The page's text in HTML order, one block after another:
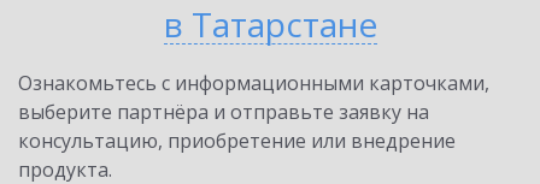
в Татарстане
Ознакомьтесь с информационными карточками,
выберите партнёра и отправьте заявку на
консультацию, приобретение или внедрение
продукта.